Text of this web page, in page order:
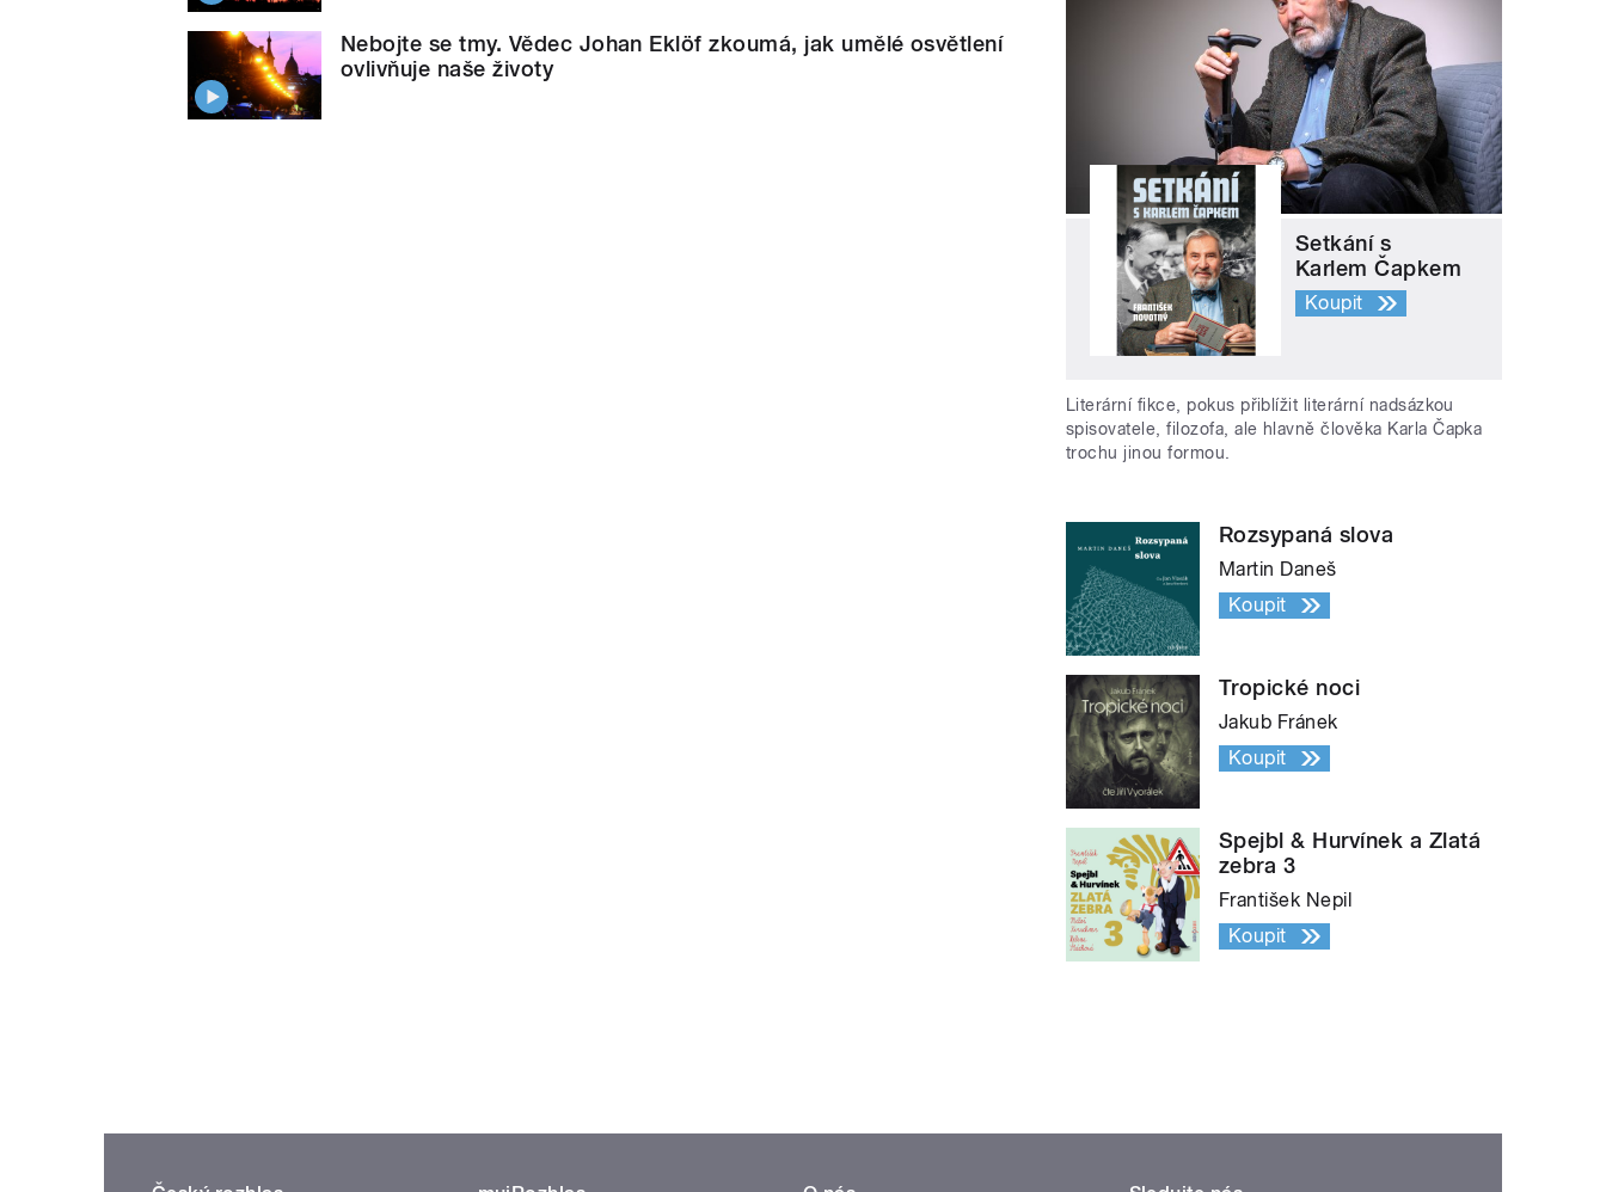
Nebojte se tmy. Vědec Johan Eklöf zkoumá, jak umělé osvětlení
ovlivňuje naše životy
Setkání s
Karlem Čapkem
Koupit
Literární fikce, pokus přiblížit literární nadsázkou
spisovatele, filozofa, ale hlavně člověka Karla Čapka
trochu jinou formou.
Rozsypaná slova
Martin Daneš
Koupit
Tropické noci
Jakub Fránek
Koupit
Spejbl & Hurvínek a Zlatá
zebra 3
František Nepil
Koupit